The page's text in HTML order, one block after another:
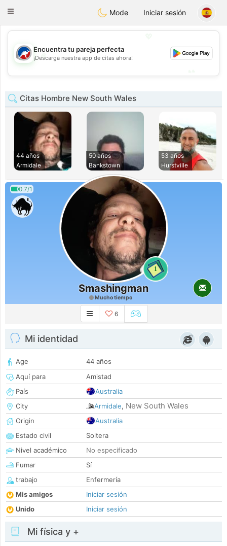
Australia Chat
Toggle
Mode Iniciar sesión
💖
💕
Encuentra tu pareja perfecta
¡Descarga nuestra app de citas ahora!
Citas Hombre New South Wales
44 años
Armidale
50 años
Bankstown
53 años
Hurstville
0.7/1
1
Smashingman
Mucho tiempo
6
Mi identidad
Age
44 años
Aquí para
Amistad
País
Australia
City
Armidale, New South Wales
Origin
Australia
Estado civil
Soltera
Nivel académico
No especificado
Fumar
Sí
trabajo
Enfermería
Mis amigos
Iniciar sesión
Unido
Iniciar sesión
Mi física y +